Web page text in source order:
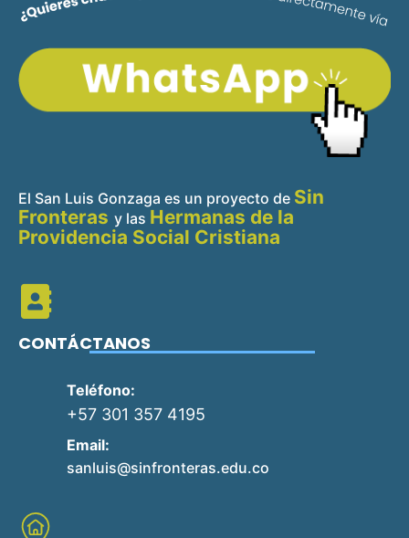
El San Luis Gonzaga es un proyecto de Sin
Fronteras y las Hermanas de la
Providencia Social Cristiana
CONTÁCTANOS
Teléfono:
+57 301 357 4195
Email:
sanluis@sinfronteras.edu.co